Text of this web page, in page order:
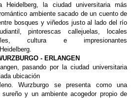
Heidelberg, la ciudad universitaria más
ambiente sacado de un cuento de
bosques y viñedos justo al lado del río
pintorescas callejuelas,locales
cultura e impresionantes
- ERLANGEN
pasandopor la ciudad universitaria
ubicación
Wurzburgo se presenta como una
sureño y un ambiente acogedor propio de